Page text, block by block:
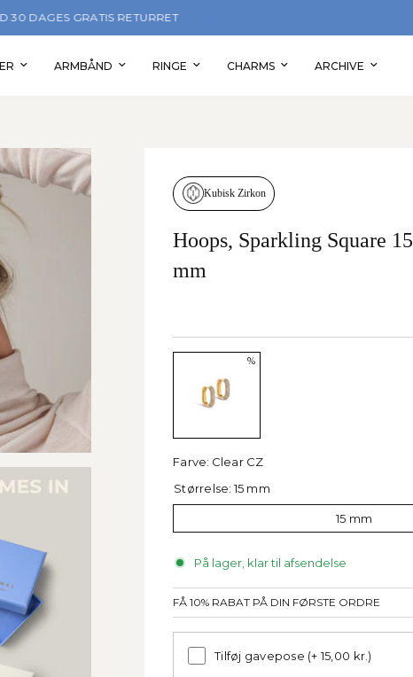
DAGES GRATIS RETURRET
ARMBÅND RINGE CHARMS ARCHIVE
Kubisk Zirkon
Hoops, Sparkling Square 15
mm
%
Farve: Clear CZ
Størrelse: 15 mm
15 mm
På lager, klar til afsendelse
FÅ 10% RABAT PÅ DIN FØRSTE ORDRE
Tilføj gavepose (+ 15,00 kr.)